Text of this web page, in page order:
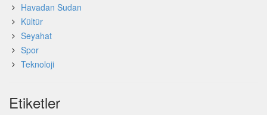
Havadan Sudan
Kültür
Seyahat
Spor
Teknoloji
Etiketler